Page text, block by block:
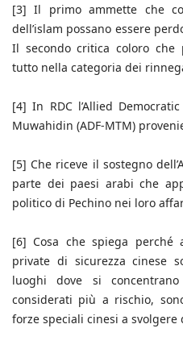
[3] Il primo ammette che
dell’islam possano essere
Il secondo critica coloro che
tutto nella categoria dei
[4] In RDC l’Allied
Muwahidin (ADF-MTM)
[5] Che riceve il sostegno
parte dei paesi arabi che
politico di Pechino nei loro
[6] Cosa che spiega perché
private di sicurezza cinese
luoghi dove si
considerati più a rischio,
forze speciali cinesi a